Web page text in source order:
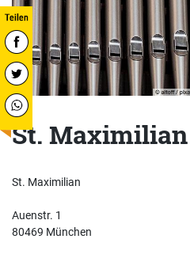
St. Maximilian
St. Maximilian
Auenstr. 1
80469 München